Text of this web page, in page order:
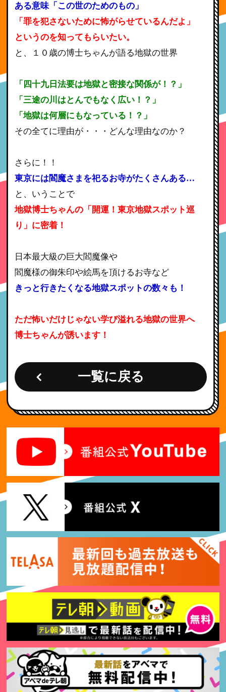
ある意味「この世のためのもの」
「罪を犯さないために怖がらせているんだよ」
というのを知ってもらいたい。
と、１０歳の博士ちゃんが語る地獄の世界
「四十九日法要は地獄と密接な関係が！？」
「三途の川はとんでもなく広い！？」
「地獄は何層にもなっている！？」
その全てに理由が・・・どんな理由なのか？
さらに！！
東京には閻魔さまを祀るお寺がたくさんある…
と、いうことで
地獄博士ちゃんの「開運！東京地獄スポット巡
り」に密着！
日本最大級の巨大閻魔像や
閻魔様の御朱印や絵馬を頂けるお寺など
きっと行きたくなる地獄スポットの数々も！
ただ怖いだけじゃない学び溢れる地獄の世界へ
博士ちゃんが誘います！
一覧に戻る